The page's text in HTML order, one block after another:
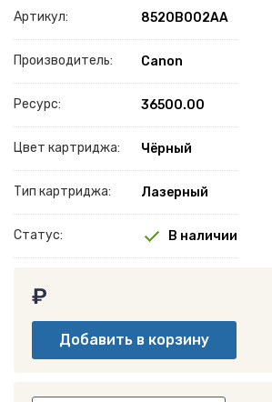
Артикул: 8520B002AA
Производитель: Canon
Ресурс: 36500.00
Цвет картриджа: Чёрный
Тип картриджа: Лазерный
Статус: В наличии
₽